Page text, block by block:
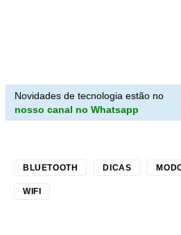
Novidades de tecnologia estão no
nosso canal no Whatsapp
BLUETOOTH DICAS
WIFI